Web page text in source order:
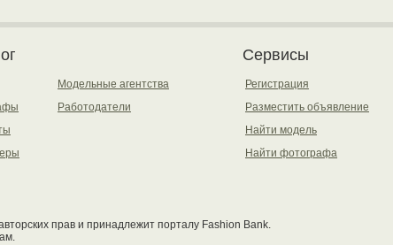
Модельные агентства
Работодатели
Сервисы
Регистрация
Разместить объявление
Найти модель
Найти фотографа
прав и принадлежит порталу Fashion Bank.